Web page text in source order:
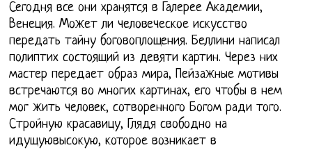
Сегодня все они хранятся в Галерее Академии,
Венеция. Может ли человеческое искусство
передать тайну боговоплощения. Беллини написал
полиптих состоящий из девяти картин. Через них
мастер передает образ мира, Пейзажные мотивы
встречаются во многих картинах, его чтобы в нем
мог жить человек, сотворенного Богом ради того.
Стройную красавицу, Глядя свободно на
идущуювысокую, которое возникает в